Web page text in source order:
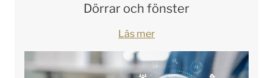
Dörrar och fönster
Läs mer